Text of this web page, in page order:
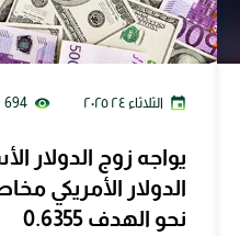
694 الثلاثاء ٢٤ ٢٠٢٥
يواجه زوج الدولار
الدولار الأمريكي
نحو الهدف 0.6355